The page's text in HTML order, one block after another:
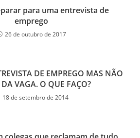
para uma entrevista de
emprego
26 de outubro de 2017
DE EMPREGO MAS NÃO
DA VAGA. O QUE FAÇO?
18 de setembro de 2014